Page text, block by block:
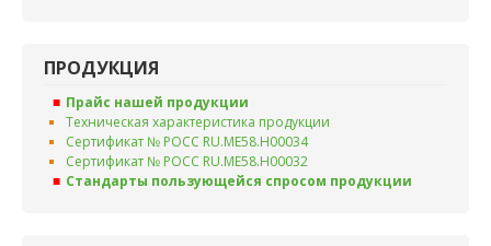
ПРОДУКЦИЯ
Прайс нашей продукции
Техническая характеристика продукции
Сертификат № РОСС RU.ME58.H00034
Сертификат № РОСС RU.ME58.H00032
Стандарты пользующейся спросом продукции